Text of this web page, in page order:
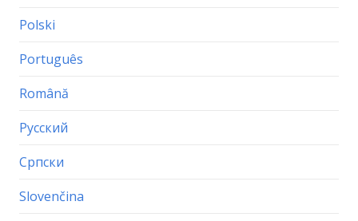
Polski
Português
Română
Русский
Српски
Slovenčina